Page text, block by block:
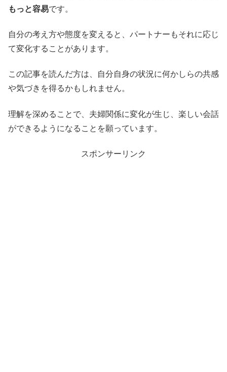
もっと容易です。
自分の考え方や態度を変えると、パートナーもそれに応じ
て変化することがあります。
この記事を読んだ方は、自分自身の状況に何かしらの共感
や気づきを得るかもしれません。
理解を深めることで、夫婦関係に変化が生じ、楽しい会話
ができるようになることを願っています。
スポンサーリンク